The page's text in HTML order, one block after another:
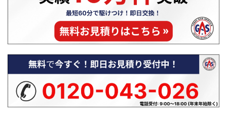
やすく解説します。ぜひ最後までご覧
ください！ レンジフードの換気はど
...